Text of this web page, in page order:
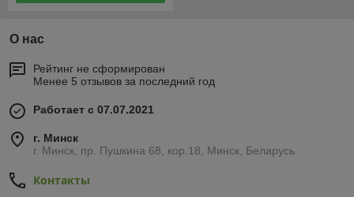
О нас
Рейтинг не сформирован
Менее 5 отзывов за последний год
Работает с 07.07.2021
г. Минск
г. Минск, пр. Пушкина 68, кор.18, Минск, Беларусь
Контакты